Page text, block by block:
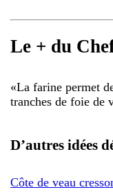
Le + du
«La farine permet
tranches de foie de
D’autres idées
Côte de veau